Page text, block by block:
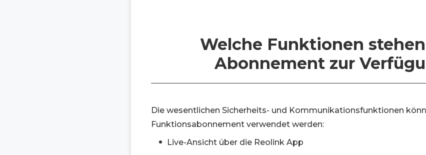
Welche Funktionen
Abonnement zur
Die wesentlichen Sicherheits- und Kommunikationsfunktionen
Funktionsabonnement verwendet werden:
Live-Ansicht über die Reolink App